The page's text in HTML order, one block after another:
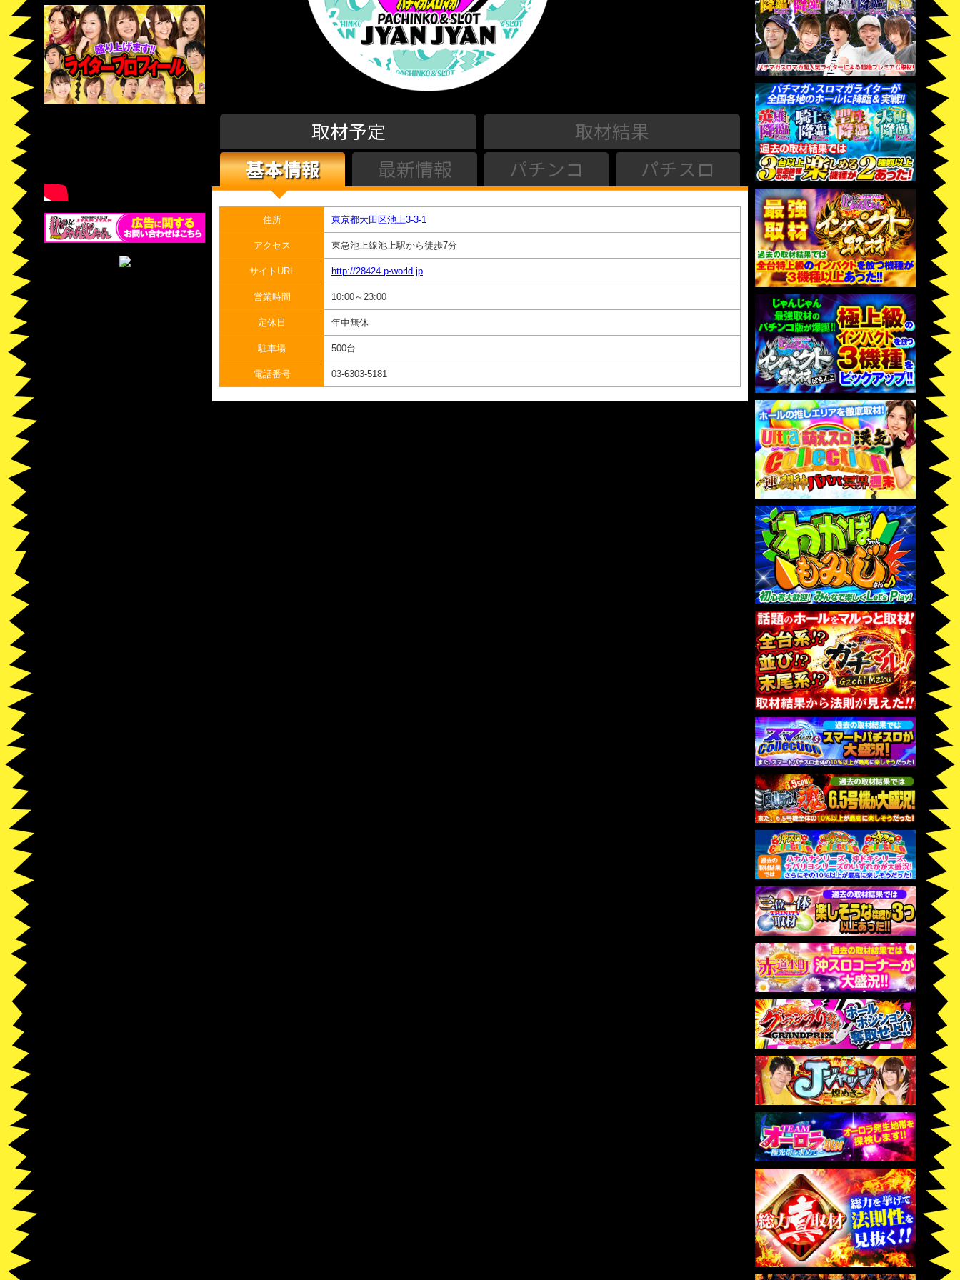
取材予定
取材結果
基本情報
最新情報 パチンコ パチスロ
住所 東京都大田区池上3-3-1
アクセス 東急池上線池上駅から徒歩7分
サイトURL http://28424.p-world.jp
営業時間 10:00～23:00
定休日 年中無休
駐車場 500台
電話番号 03-6303-5181